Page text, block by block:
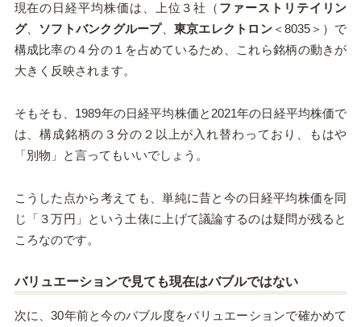
現在の日経平均株価は、上位３社（ ファーストリテイリン
グ、 ソフトバンクグループ、 東京エレクトロン＜8035＞）で
構成比率の４分の１を占めているため、これら銘柄の動きが
大きく反映されます。
そもそも、1989年の日経平均株価と2021年の日経平均株価で
は、構成銘柄の３分の２以上が入れ替わっており、もはや
「別物」と言ってもいいでしょう。
こうした点から考えても、単純に昔と今の日経平均株価を同
じ「３万円」という土俵に上げて議論するのは疑問が残ると
ころなのです。
バリュエーションで見ても現在はバブルではない
次に、30年前と今のバブル度をバリュエーションで確かめて